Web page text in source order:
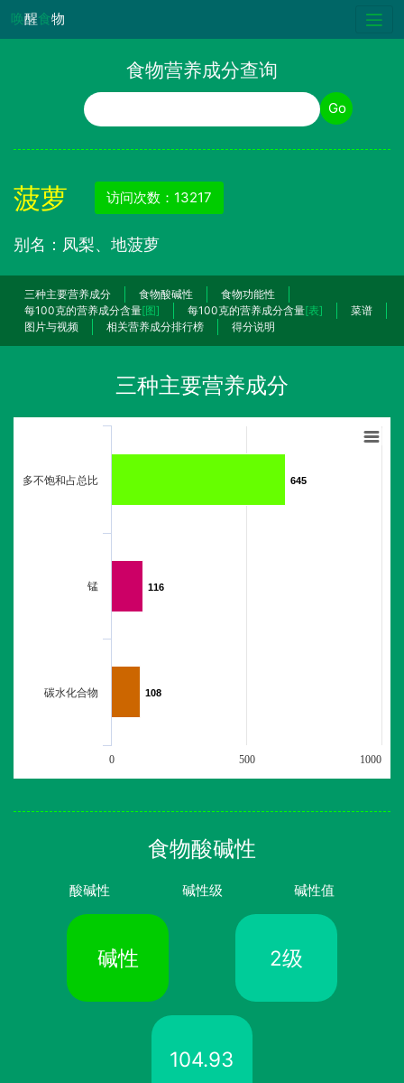
唤醒食物
食物营养成分查询
食物名称 Go
菠萝 访问次数：13217
别名：凤梨、地菠萝
三种主要营养成分 食物酸碱性
食物功能性
每100克的营养成分含量[图] 每100克的营养成分含量[表]
菜谱
图片与视频
相关营养成分排行榜 得分说明
三种主要营养成分
645
645
116
116
108
108
多不饱和占总比
锰
碳水化合物
0 500 1000
食物酸碱性
酸碱性 碱性级 碱性值
碱性 2级
104.93